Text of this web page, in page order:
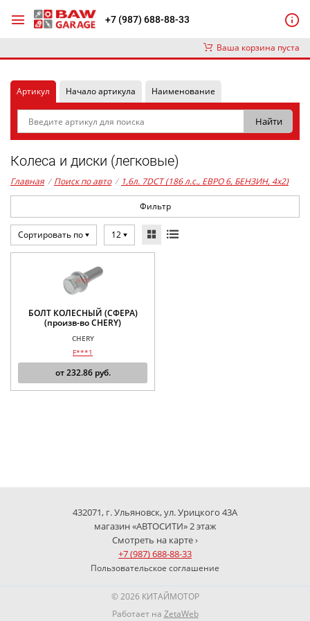
+7 (987) 688-88-33
Ваша корзина пуста
Артикул Начало артикула Наименование
Колеса и диски (легковые)
Главная / Поиск по авто / 1,6л. 7DCT (186 л.с., ЕВРО 6, БЕНЗИН, 4x2)
Фильтр
Сортировать по 12
БОЛТ КОЛЕСНЫЙ (СФЕРА)
(произв-во CHERY)
CHERY
F***1
от232.86руб.
432071, г. Ульяновск, ул. Урицкого 43А
магазин «АВТОСИТИ» 2 этаж
Смотреть на карте ›
+7 (987) 688-88-33
Пользовательское соглашение
© 2026 КИТАЙМОТОР
Работает на ZetaWeb